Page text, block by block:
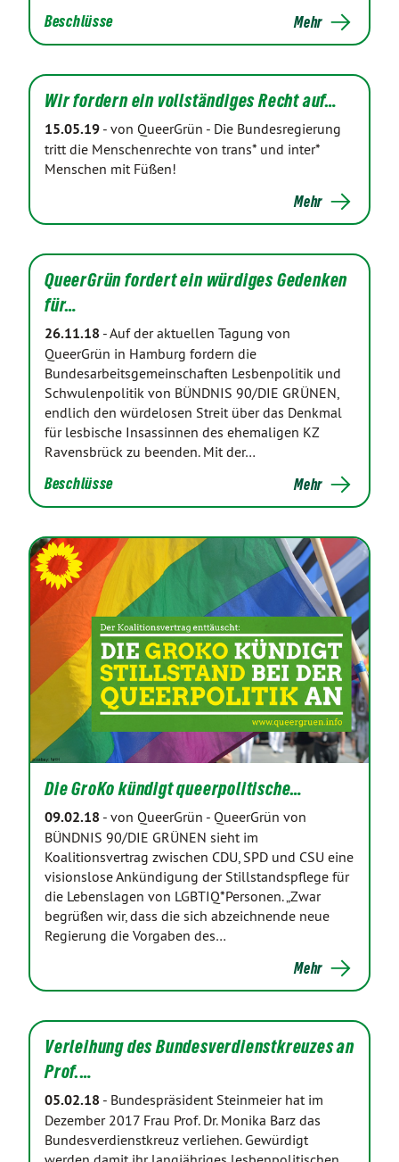
Beschlüsse Mehr
Wir fordern ein vollständiges Recht auf…
15.05.19 - von QueerGrün - Die Bundesregierung
tritt die Menschenrechte von trans* und inter*
Menschen mit Füßen!
Mehr
QueerGrün fordert ein würdiges Gedenken
für…
26.11.18 -Auf der aktuellen Tagung von
QueerGrün in Hamburg fordern die
Bundesarbeitsgemeinschaften Lesbenpolitik und
Schwulenpolitik von BÜNDNIS 90/DIE GRÜNEN,
endlich den würdelosen Streit über das Denkmal
für lesbische Insassinnen des ehemaligen KZ
Ravensbrück zu beenden. Mit der…
Beschlüsse Mehr
Die GroKo kündigt queerpolitische…
09.02.18 - von QueerGrün - QueerGrün von
BÜNDNIS 90/DIE GRÜNEN sieht im
Koalitionsvertrag zwischen CDU, SPD und CSU eine
visionslose Ankündigung der Stillstandspflege für
die Lebenslagen von LGBTIQ*Personen. „Zwar
begrüßen wir, dass die sich abzeichnende neue
Regierung die Vorgaben des…
Mehr
Verleihung des Bundesverdienstkreuzes an
Prof.…
05.02.18 - Bundespräsident Steinmeier hat im
Dezember 2017 Frau Prof. Dr. Monika Barz das
Bundesverdienstkreuz verliehen. Gewürdigt